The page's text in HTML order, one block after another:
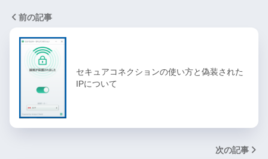
前の記事
セキュアコネクションの使い方と偽装された
IPについて
次の記事